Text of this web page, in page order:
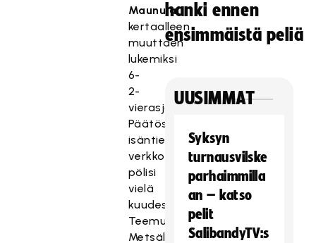
Maunula
kertaalleen
muuttaen
lukemiksi
6-
2-
vierasjohdon.
Päätösjaksolla
isäntien
verkko
pölisi
vielä
kuudesti.
Teemu
Metsälä
hanki ennen
ensimmäistä peliä
UUSIMMAT
Syksyn
turnausvilske
parhaimmilla
an – katso
pelit
SalibandyTV:s